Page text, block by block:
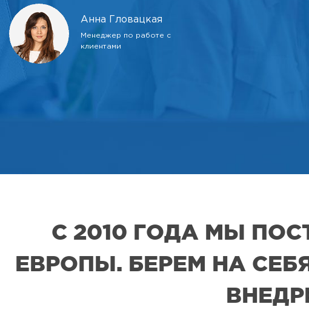
Анна Гловацкая
Менеджер по работе с
клиентами
С 2010 ГОДА МЫ
ЕВРОПЫ. БЕРЕМ НА